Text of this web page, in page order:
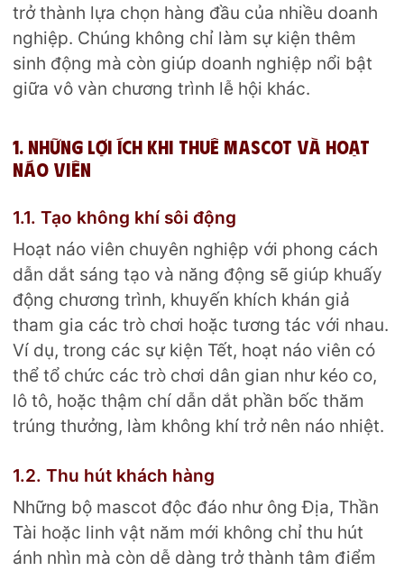
trở thành lựa chọn hàng đầu của nhiều doanh
nghiệp. Chúng không chỉ làm sự kiện thêm
sinh động mà còn giúp doanh nghiệp nổi bật
giữa vô vàn chương trình lễ hội khác.
1. Những lợi ích khi thuê mascot và hoạt
náo viên
1.1. Tạo không khí sôi động
Hoạt náo viên chuyên nghiệp với phong cách
dẫn dắt sáng tạo và năng động sẽ giúp khuấy
động chương trình, khuyến khích khán giả
tham gia các trò chơi hoặc tương tác với nhau.
Ví dụ, trong các sự kiện Tết, hoạt náo viên có
thể tổ chức các trò chơi dân gian như kéo co,
lô tô, hoặc thậm chí dẫn dắt phần bốc thăm
trúng thưởng, làm không khí trở nên náo nhiệt.
1.2. Thu hút khách hàng
Những bộ mascot độc đáo như ông Địa, Thần
Tài hoặc linh vật năm mới không chỉ thu hút
ánh nhìn mà còn dễ dàng trở thành tâm điểm